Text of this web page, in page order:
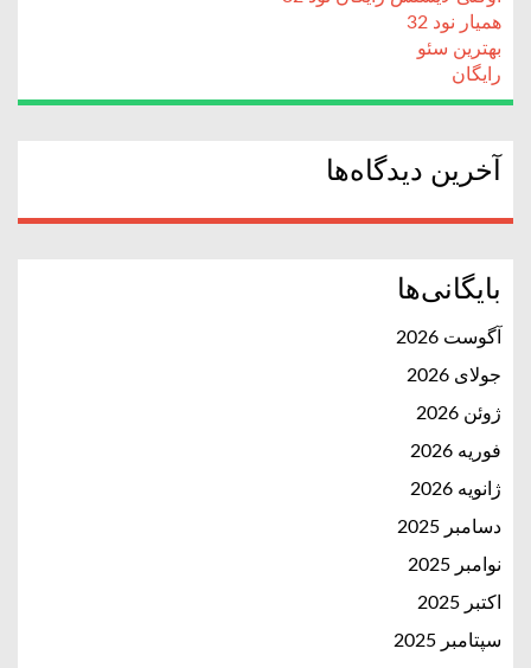
همیار نود 32
بهترین سئو
رایگان
آخرین دیدگاه‌ها
بایگانی‌ها
آگوست 2026
جولای 2026
ژوئن 2026
فوریه 2026
ژانویه 2026
دسامبر 2025
نوامبر 2025
اکتبر 2025
سپتامبر 2025